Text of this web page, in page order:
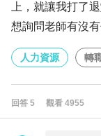
上，就讓我打了退
想詢問老師有沒
人力資源 轉
回答 5 觀看 4955